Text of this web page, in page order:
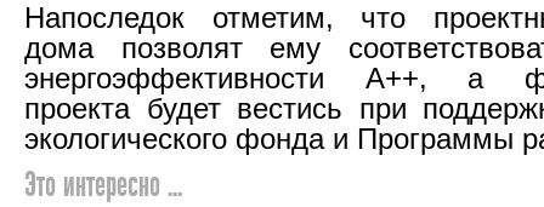
Напоследок отметим, что
дома позволят ему
энергоэффективности А++, а
проекта будет вестись при
экологического фонда и Программы
Это интересно ...